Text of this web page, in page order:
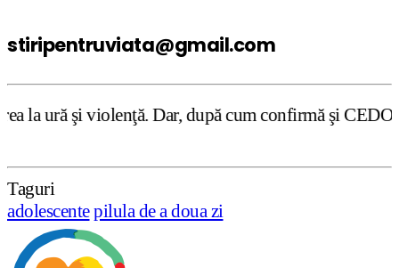
stiripentruviata@gmail.com
Dar, după cum confirmă şi CEDO în cazul
Taguri
adolescentepilula de a doua zi